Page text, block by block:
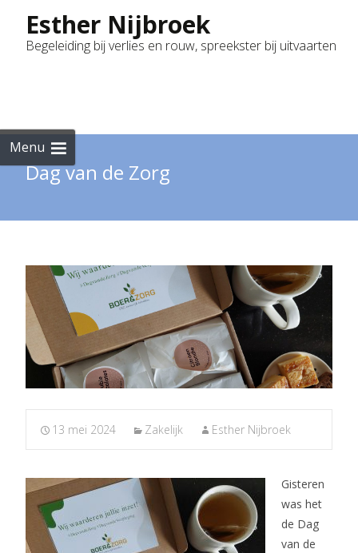
Esther Nijbroek
Begeleiding bij verlies en rouw, spreekster bij uitvaarten
Menu
Dag van de Zorg
13 mei 2024 Zakelijk Esther Nijbroek
Gisteren
was het
de Dag
van de